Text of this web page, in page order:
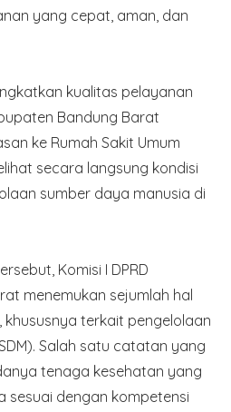
yang cepat, aman, dan
kualitas pelayanan
Bandung Barat
ke Rumah Sakit Umum
secara langsung kondisi
sumber daya manusia di
Komisi I DPRD
menemukan sejumlah hal
terkait pengelolaan
Salah satu catatan yang
tenaga kesehatan yang
sesuai dengan kompetensi